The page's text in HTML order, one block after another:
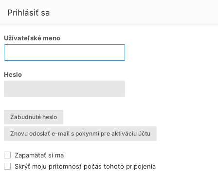
Prihlásiť sa
Užívateľské meno
Heslo
Zabudnuté heslo
Znovu odoslať e-mail s pokynmi pre aktiváciu účtu
Zapamätať si ma
Skrýť moju prítomnosť počas tohoto pripojenia